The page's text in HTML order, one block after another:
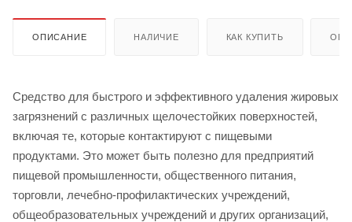
ОПИСАНИЕ НАЛИЧИЕ КАК КУПИТЬ
Средство для быстрого и эффективного удаления жировых
загрязнений с различных щелочестойких поверхностей,
включая те, которые контактируют с пищевыми
продуктами. Это может быть полезно для предприятий
пищевой промышленности, общественного питания,
торговли, лечебно-профилактических учреждений,
общеобразовательных учреждений и других организаций,